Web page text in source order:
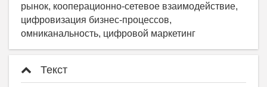
рынок, кооперационно-сетевое взаимодействие,
цифровизация бизнес-процессов,
омниканальность, цифровой маркетинг
Текст